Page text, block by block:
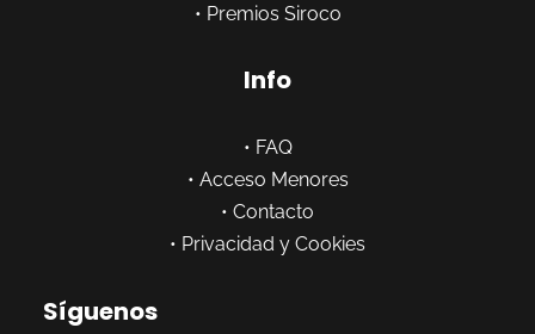
• Premios Siroco
Info
• FAQ
• Acceso Menores
• Contacto
• Privacidad y Cookies
Síguenos